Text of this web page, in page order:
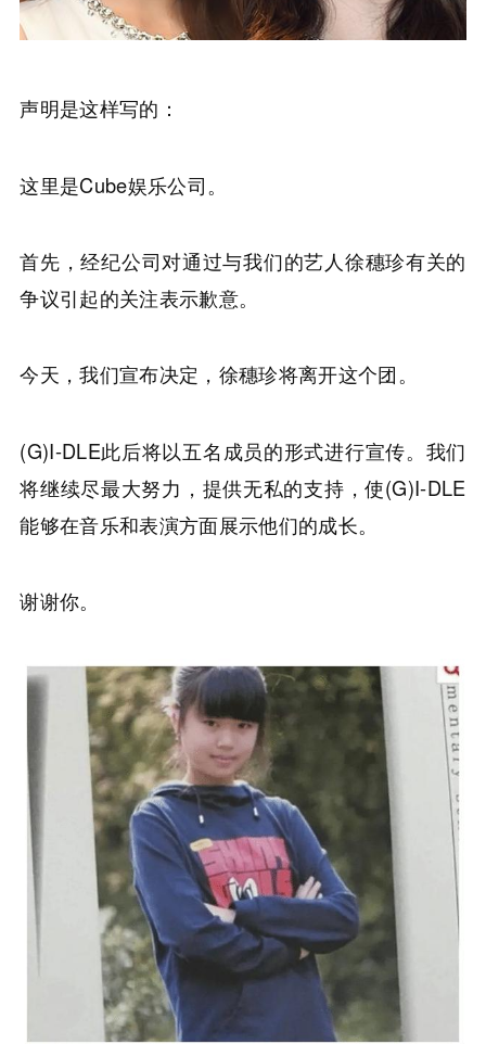
声明是这样写的：
这里是Cube娱乐公司。
首先，经纪公司对通过与我们的艺人徐穗珍有关的
争议引起的关注表示歉意。
今天，我们宣布决定，徐穗珍将离开这个团。
(G)I-DLE此后将以五名成员的形式进行宣传。我们
将继续尽最大努力，提供无私的支持，使(G)I-DLE
能够在音乐和表演方面展示他们的成长。
谢谢你。